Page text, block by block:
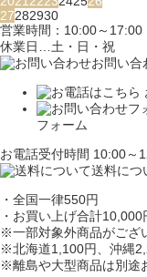
27282930
営業時間：10:00～17:00
休業日…土・日・祝
お問い合
フォーム
お電話受付時間 10:00～
送料につ
・全国一律550円
・お買い上げ合計10,000
※一部対象外商品がござ
※北海道1,100円、沖縄
※離島や大型商品は別途